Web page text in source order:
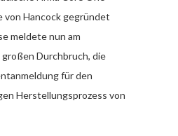
von Hancock gegründet
meldete nun am
Durchbruch, die
für den
Herstellungsprozess von